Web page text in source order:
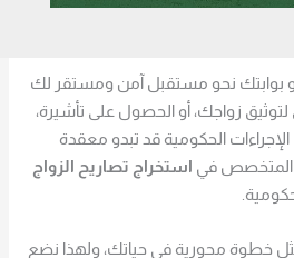
بوابتك نحو مستقبل آمن ومستقر لك
زواجك، أو الحصول على تأشيرة،
الحكومية قد تبدو معقدة
المتخصص في استخراج تصاريح الزواج
خطوة محورية في حياتك، ولهذا نضع